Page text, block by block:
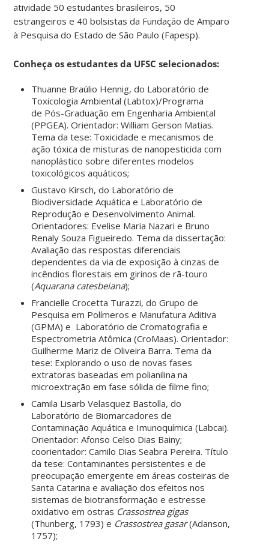
atividade 50 estudantes brasileiros, 50
estrangeiros e 40 bolsistas da Fundação de Amparo
à Pesquisa do Estado de São Paulo (Fapesp).
Conheça os estudantes da UFSC selecionados:
Thuanne Braúlio Hennig, do Laboratório de
Toxicologia Ambiental (Labtox)/Programa
de Pós-Graduação em Engenharia Ambiental
(PPGEA). Orientador: William Gerson Matias.
Tema da tese: Toxicidade e mecanismos de
ação tóxica de misturas de nanopesticida com
nanoplástico sobre diferentes modelos
toxicológicos aquáticos;
Gustavo Kirsch, do Laboratório de
Biodiversidade Aquática e Laboratório de
Reprodução e Desenvolvimento Animal.
Orientadores: Evelise Maria Nazari e Bruno
Renaly Souza Figueiredo. Tema da dissertação:
Avaliação das respostas diferenciais
dependentes da via de exposição à cinzas de
incêndios florestais em girinos de rã-touro
(Aquarana catesbeiana);
Francielle Crocetta Turazzi, do Grupo de
Pesquisa em Polímeros e Manufatura Aditiva
(GPMA) e Laboratório de Cromatografia e
Espectrometria Atômica (CroMaas). Orientador:
Guilherme Mariz de Oliveira Barra. Tema da
tese: Explorando o uso de novas fases
extratoras baseadas em polianilina na
microextração em fase sólida de filme fino;
Camila Lisarb Velasquez Bastolla, do
Laboratório de Biomarcadores de
Contaminação Aquática e Imunoquímica (Labcai).
Orientador: Afonso Celso Dias Bainy;
coorientador: Camilo Dias Seabra Pereira. Título
da tese: Contaminantes persistentes e de
preocupação emergente em áreas costeiras de
Santa Catarina e avaliação dos efeitos nos
sistemas de biotransformação e estresse
oxidativo em ostras Crassostrea gigas
(Thunberg, 1793) e Crassostrea gasar(Adanson,
1757);